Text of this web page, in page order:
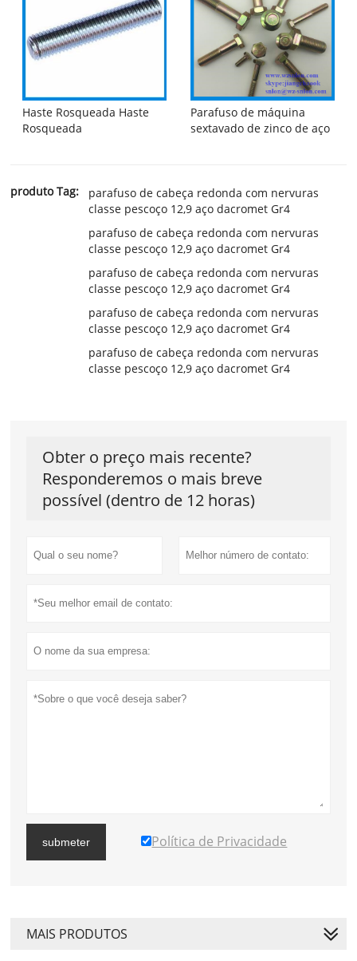
Haste Rosqueada Haste
Rosqueada
Parafuso de máquina
sextavado de zinco de aço
produto Tag:
parafuso de cabeça redonda com nervuras
classe pescoço 12,9 aço dacromet Gr4
parafuso de cabeça redonda com nervuras
classe pescoço 12,9 aço dacromet Gr4
parafuso de cabeça redonda com nervuras
classe pescoço 12,9 aço dacromet Gr4
parafuso de cabeça redonda com nervuras
classe pescoço 12,9 aço dacromet Gr4
parafuso de cabeça redonda com nervuras
classe pescoço 12,9 aço dacromet Gr4
Obter o preço mais recente?
Responderemos o mais breve
possível (dentro de 12 horas)
submeter Política de Privacidade
MAIS PRODUTOS